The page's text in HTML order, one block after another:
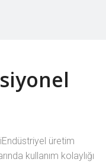
üretim
kullanım kolaylığı